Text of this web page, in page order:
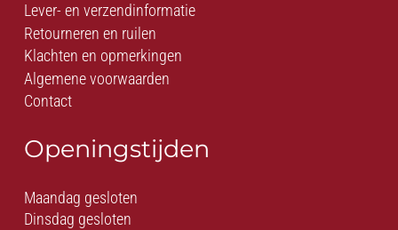
Lever- en verzendinformatie
Retourneren en ruilen
Klachten en opmerkingen
Algemene voorwaarden
Contact
Openingstijden
Maandag gesloten
Dinsdag gesloten